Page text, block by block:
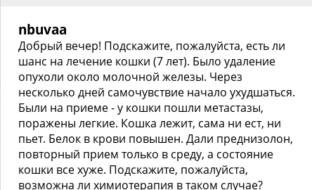
nbuvaa
Добрый вечер! Подскажите, пожалуйста, есть ли
шанс на лечение кошки (7 лет). Было удаление
опухоли около молочной железы. Через
несколько дней самочувствие начало ухудшаться.
Были на приеме - у кошки пошли метастазы,
поражены легкие. Кошка лежит, сама ни ест, ни
пьет. Белок в крови повышен. Дали преднизолон,
повторный прием только в среду, а состояние
кошки все хуже. Подскажите, пожалуйста,
возможна ли химиотерапия в таком случае?